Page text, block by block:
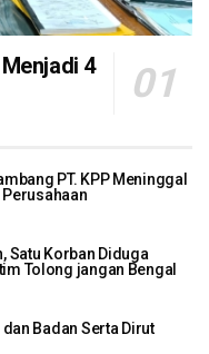
4
PT. KPP Meninggal
Perusahaan
Satu Korban Diduga
Tolong jangan Bengal
Badan Serta Dirut